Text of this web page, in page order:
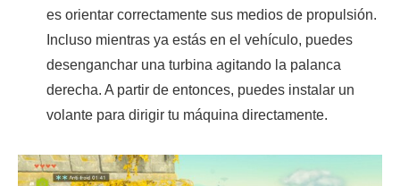
es orientar correctamente sus medios de propulsión.
Incluso mientras ya estás en el vehículo, puedes
desenganchar una turbina agitando la palanca
derecha. A partir de entonces, puedes instalar un
volante para dirigir tu máquina directamente.